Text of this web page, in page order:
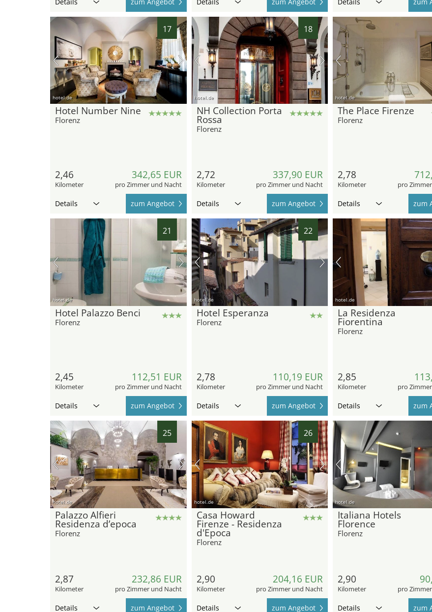
17
hotel.de
Hotel Number Nine
Florenz
2,46
Kilometer
342,65 EUR
pro Zimmer und Nacht
Details zum Angebot
18
hotel.de
NH Collection Porta
Rossa
Florenz
2,72
Kilometer
337,90 EUR
pro Zimmer und Nacht
Details zum Angebot
hotel.de
The Place Firenze
Florenz
2,78
Kilometer pro
Details zum
21
hotel.de
Hotel Palazzo Benci
Florenz
2,45
Kilometer
112,51 EUR
pro Zimmer und Nacht
Details zum Angebot
22
hotel.de
Hotel Esperanza
Florenz
2,78
Kilometer
110,19 EUR
pro Zimmer und Nacht
Details zum Angebot
hotel.de
La Residenza
Fiorentina
Florenz
2,85
Kilometer pro
Details zum
25
hotel.de
Palazzo Alfieri
Residenza d’epoca
Florenz
2,87
Kilometer
232,86 EUR
pro Zimmer und Nacht
Details zum Angebot
26
hotel.de
Casa Howard
Firenze - Residenza
d'Epoca
Florenz
2,90
Kilometer
204,16 EUR
pro Zimmer und Nacht
Details zum Angebot
hotel.de
Italiana Hotels
Florence
Florenz
2,90
Kilometer pro
Details zum